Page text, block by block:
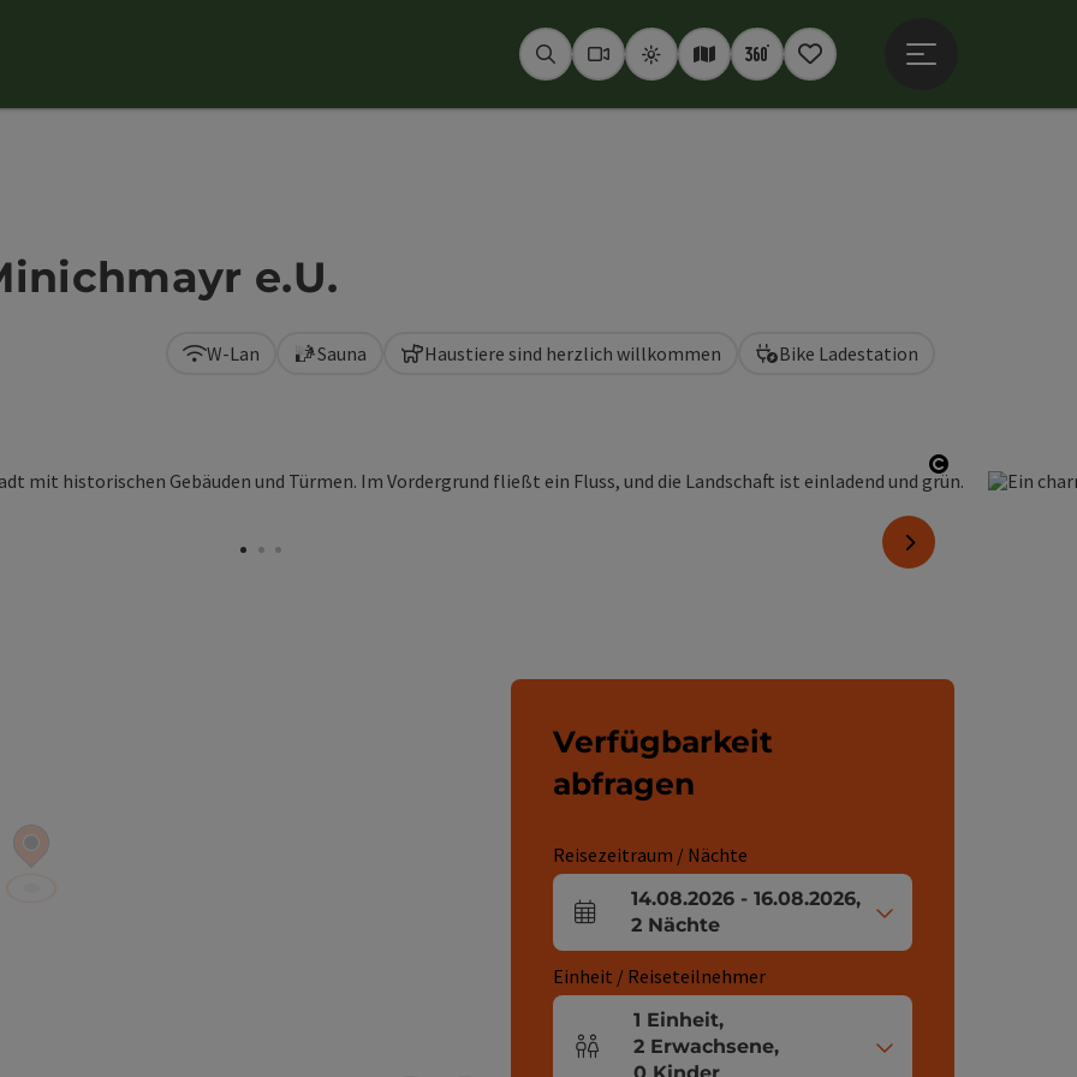
SuchenWebcams
WetterInteraktive Karte
360° Panoramen
Merkzettel
e.U.
Copyright
nächstes Element
W-Lan Sauna Haustiere sind herzlich willkommen Bike Ladestation
Verfügbarkeit
abfragen
Reisezeitraum / Nächte
An- und Abreisefelder
14.08.2026- 16.08.2026,
2 Nächte
Einheit / Reiseteilnehmer
Einheitenanzahl und Personenfelder
1 Einheit,
2 Erwachsene,